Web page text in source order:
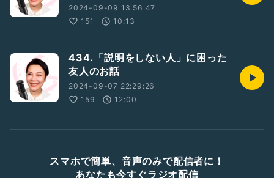
2024-09-09 13:56:47
151
10:13
434.「説明をしない人」に困った
友人のお話
2024-09-07 22:29:26
159
12:00
スマホで簡単、音声のみで配信者に！
あなたも今すぐラジオ配信